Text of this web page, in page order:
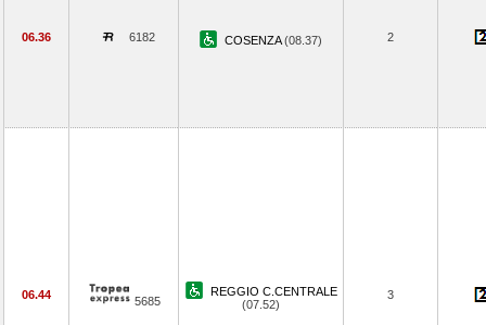
06.36 6182 COSENZA(08.37) 2
06.44 5685
REGGIO C.CENTRALE
(07.52)
3